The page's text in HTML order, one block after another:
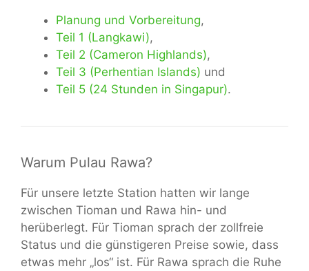
Planung und Vorbereitung,
Teil 1 (Langkawi),
Teil 2 (Cameron Highlands),
Teil 3 (Perhentian Islands) und
Teil 5 (24 Stunden in Singapur).
Warum Pulau Rawa?
Für unsere letzte Station hatten wir lange
zwischen Tioman und Rawa hin- und
herüberlegt. Für Tioman sprach der zollfreie
Status und die günstigeren Preise sowie, dass
etwas mehr „los“ ist. Für Rawa sprach die Ruhe